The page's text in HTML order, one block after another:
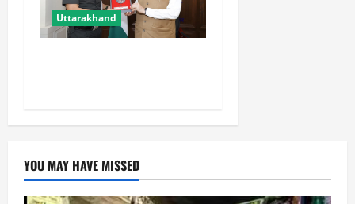
Uttarakhand
YOU MAY HAVE MISSED